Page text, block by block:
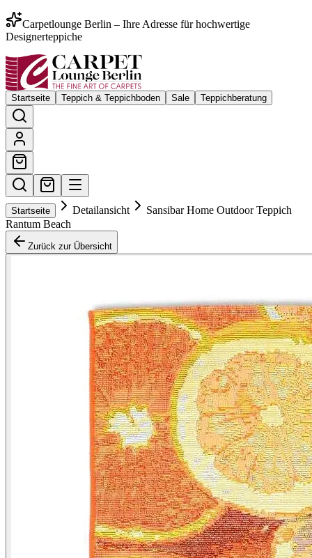
Carpetlounge Berlin – Ihre Adresse für hochwertige
Designerteppiche
Startseite Teppich & Teppichboden Sale Teppichberatung
Startseite Detailansicht
Sansibar Home Outdoor Teppich
Rantum Beach
Zurück zur Übersicht